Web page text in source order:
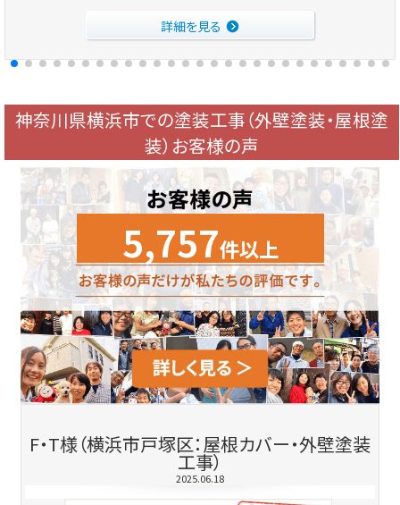
詳細を見る
神奈川県横浜市での塗装工事（外壁塗装・屋根塗
装）お客様の声
5,757件以上
F・T様（横浜市戸塚区：屋根カバー・外壁塗装
工事）
2025.06.18